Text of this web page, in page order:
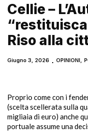
Cellie –
Riso alla
Giugno 3, 2026 OPINIONI ,
Proprio come con i
(scelta scellerata sulla
migliaia di euro) anche
portuale assume una